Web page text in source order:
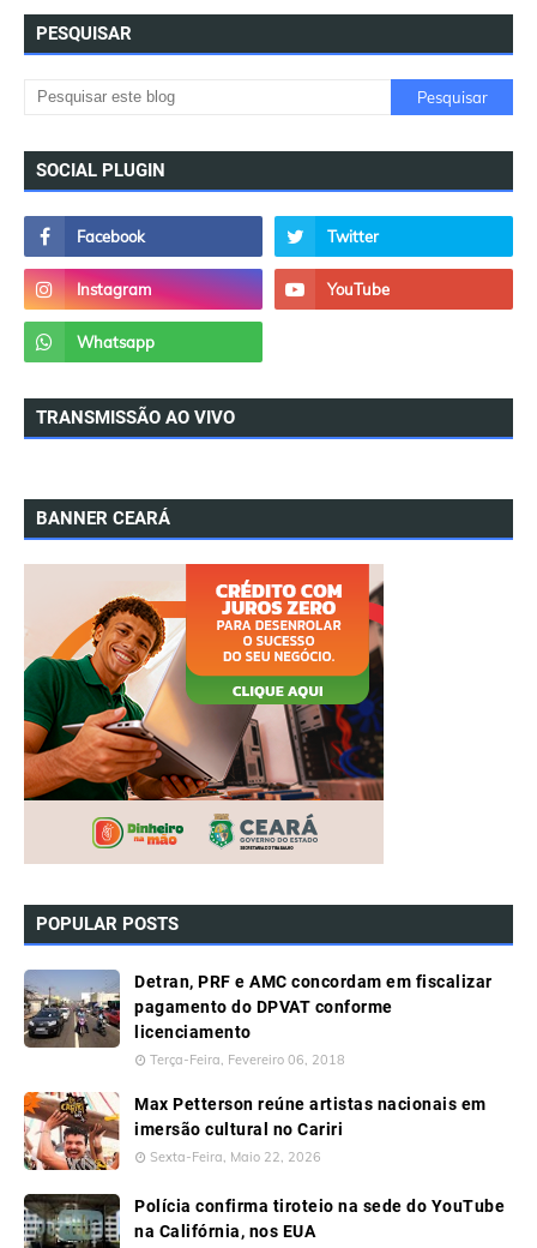
PESQUISAR
SOCIAL PLUGIN
TRANSMISSÃO AO VIVO
BANNER CEARÁ
POPULAR POSTS
Detran, PRF e AMC concordam em fiscalizar
pagamento do DPVAT conforme
licenciamento
Terça-Feira, Fevereiro 06, 2018
Max Petterson reúne artistas nacionais em
imersão cultural no Cariri
Sexta-Feira, Maio 22, 2026
Polícia confirma tiroteio na sede do YouTube
na Califórnia, nos EUA